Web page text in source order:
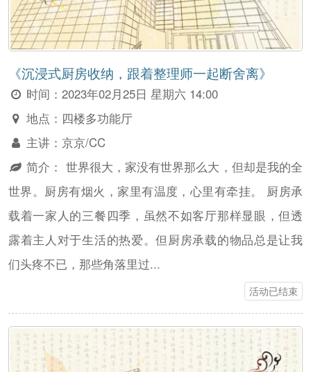
《沉浸式厨房收纳，跟着整理师一起断舍离》
时间：2023年02月25日 星期六 14:00
地点： 四楼多功能厅
主讲： 京京/CC
简介： 世界很大，家没有世界那么大，但却是我的全
世界。厨房有烟火，家里有温度，心里有牵挂。 厨房承
载着一家人的三餐四季，虽然不如客厅那样显眼，但透
露着主人对于生活的热爱。但厨房承载的物品总是让我
们头疼不已，那些角落里过...
活动已结束